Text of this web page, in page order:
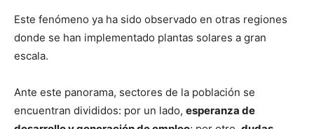
Este fenómeno ya ha sido observado en otras regiones
donde se han implementado plantas solares a gran
escala.
Ante este panorama, sectores de la población se
encuentran divididos: por un lado, esperanza de